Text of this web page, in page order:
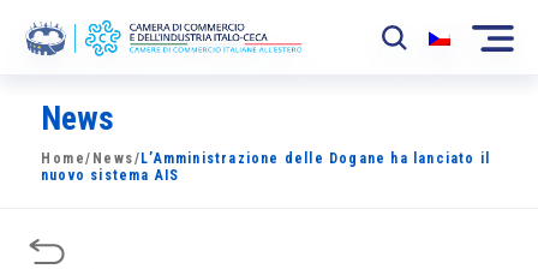
La Camera
News
News
Home/ News/ L’Amministrazione delle Dogane ha lanciato il
nuovo sistema AIS